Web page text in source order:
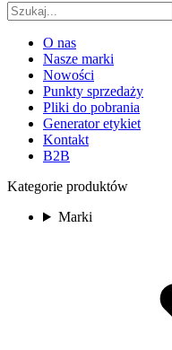
O nas
Nasze marki
Nowości
Punkty sprzedaży
Pliki do pobrania
Generator etykiet
Kontakt
B2B
Kategorie produktów
Marki